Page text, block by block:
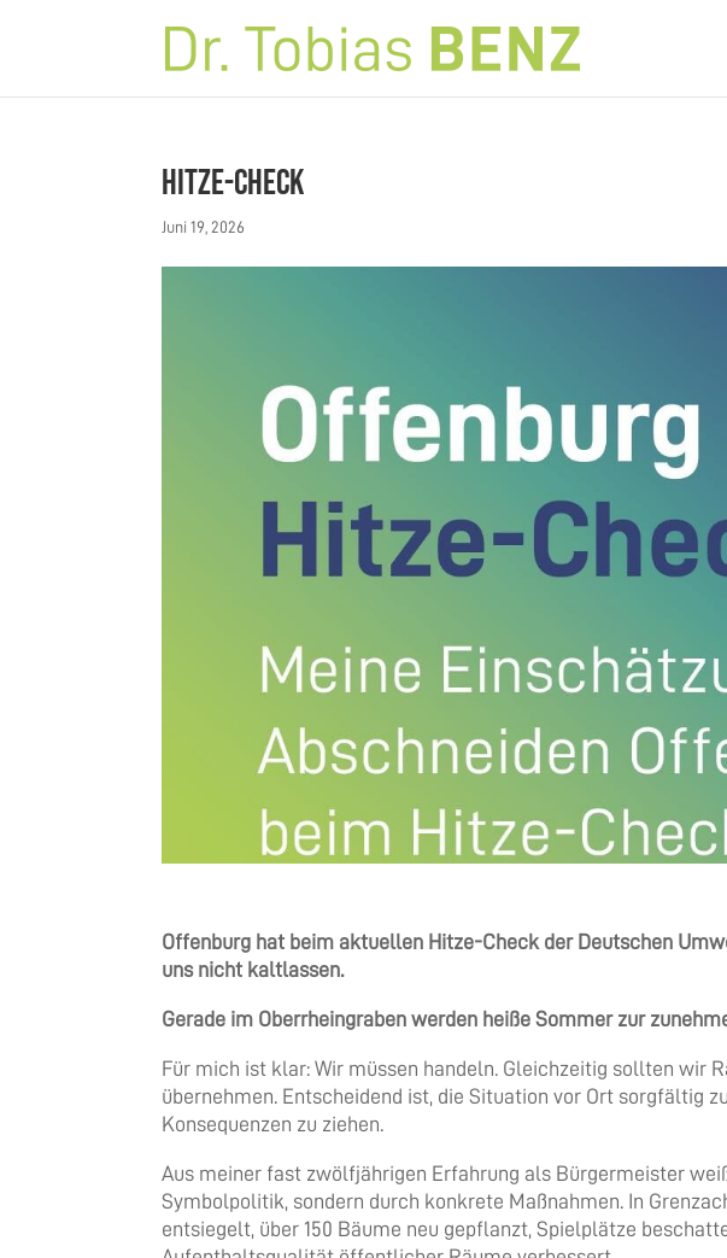
Hitze-Check
Juni 19, 2026
Offenburg hat beim aktuellen Hitze-Check der Deutschen
uns nicht kaltlassen.
Gerade im Oberrheingraben werden heiße Sommer zur
Für mich ist klar: Wir müssen handeln. Gleichzeitig sollten wir
übernehmen. Entscheidend ist, die Situation vor Ort sorgfältig
Konsequenzen zu ziehen.
Aus meiner fast zwölfjährigen Erfahrung als Bürgermeister
Symbolpolitik, sondern durch konkrete Maßnahmen. In
entsiegelt, über 150 Bäume neu gepflanzt, Spielplätze